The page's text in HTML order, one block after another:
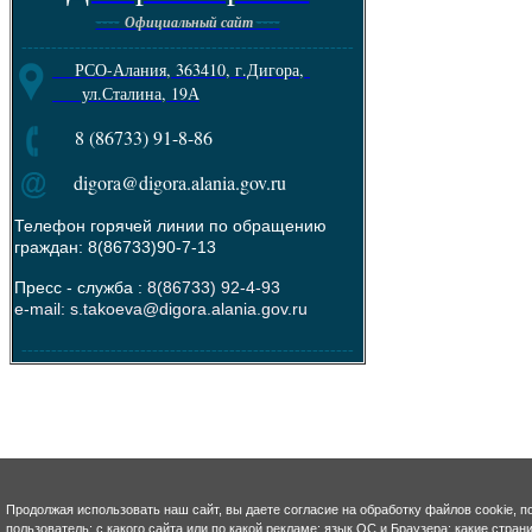
---- Официальный сайт----
--------------------------------------------------------
РСО-Алания, 363410, г.Дигора,
ул.Сталина, 19А
8 (86733) 91-8-86
digora@digora.alania.gov.ru
Телефон горячей линии по обращению
граждан: 8(86733)90-7-13
Пресс - служба : 8(86733) 92-4-93
e-mail: s.takoeva@digora.alania.gov.ru
--------------------------------------------------------
Продолжая использовать наш сайт, вы даете согласие на обработку файлов cookie,
пользователь; с какого сайта или по какой рекламе; язык ОС и Браузера; какие